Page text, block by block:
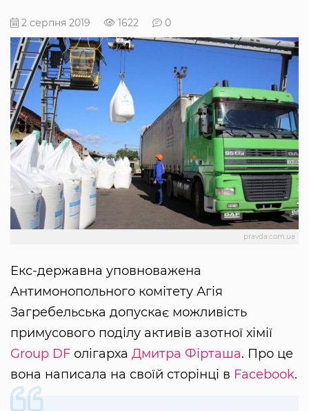
2 серпня 2019 1622 0
pravda.com.ua
Екс-державна уповноважена
Антимонопольного комітету Агія
Загребельська допускає можливість
примусового поділу активів азотної хімії
Group DF олігарха Дмитра Фірташа. Про це
вона написала на своїй сторінці в Facebook.